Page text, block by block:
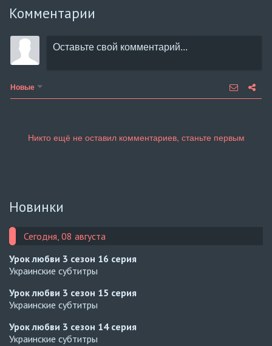
Комментарии
Новые
Новинки
Сегодня, 08 августа
Урок любви 3 сезон 16 серия
Украинские субтитры
Урок любви 3 сезон 15 серия
Украинские субтитры
Урок любви 3 сезон 14 серия
Украинские субтитры